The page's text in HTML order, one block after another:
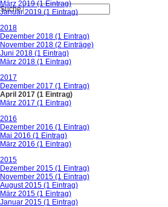
Suche
März 2019 (1 Eintrag)
Januar 2019 (1 Eintrag)
2018
Dezember 2018 (1 Eintrag)
November 2018 (2 Einträge)
Juni 2018 (1 Eintrag)
März 2018 (1 Eintrag)
2017
Dezember 2017 (1 Eintrag)
April 2017 (1 Eintrag)
März 2017 (1 Eintrag)
2016
Dezember 2016 (1 Eintrag)
Mai 2016 (1 Eintrag)
März 2016 (1 Eintrag)
2015
Dezember 2015 (1 Eintrag)
November 2015 (1 Eintrag)
August 2015 (1 Eintrag)
März 2015 (1 Eintrag)
Januar 2015 (1 Eintrag)